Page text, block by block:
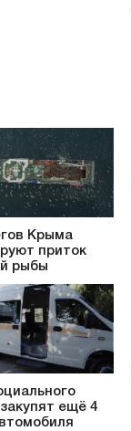
Крыма
приток
рыбы
ещё 4